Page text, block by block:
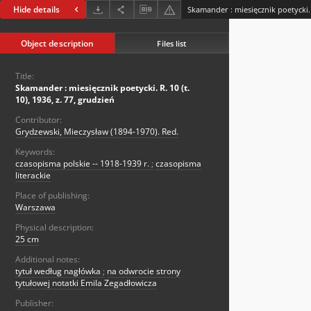
Hide details
Object description Files list
Title:
Skamander : miesięcznik poetycki. R. 10 (t.
10), 1936, z. 77, grudzień
Contributor:
Grydzewski, Mieczysław (1894-1970). Red.
Keywords:
czasopisma polskie -- 1918-1939 r. ; czasopisma
literackie
Place of publishing:
Warszawa
Physical description:
25 cm
Additional notes:
tytuł według nagłówka ; na odwrocie strony
tytułowej notatki Emila Zegadłowicza
Publisher: